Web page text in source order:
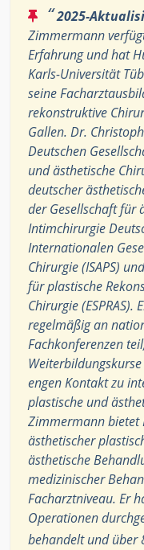
“2025-
Zimmermann
Erfahrung und hat
Karls-Universität
seine
rekonstruktive
Gallen. Dr.
Deutschen
und ästhetische
deutscher
der Gesellschaft für
Intimchirurgie
Internationalen
Chirurgie (ISAPS)
für plastische
Chirurgie
regelmäßig an
Fachkonferenzen
engen Kontakt zu
plastische und
Zimmermann bietet
ästhetischer
ästhetische
medizinischer
Facharztniveau. Er
Operationen
behandelt und über